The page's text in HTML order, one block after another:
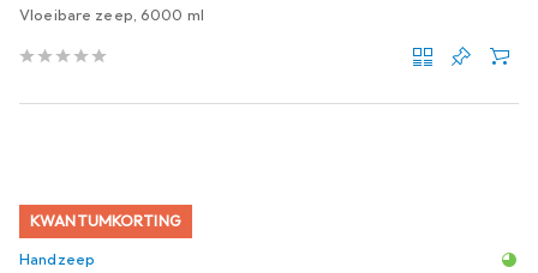
Vloeibare zeep, 6000 ml
KWANTUMKORTING
Handzeep